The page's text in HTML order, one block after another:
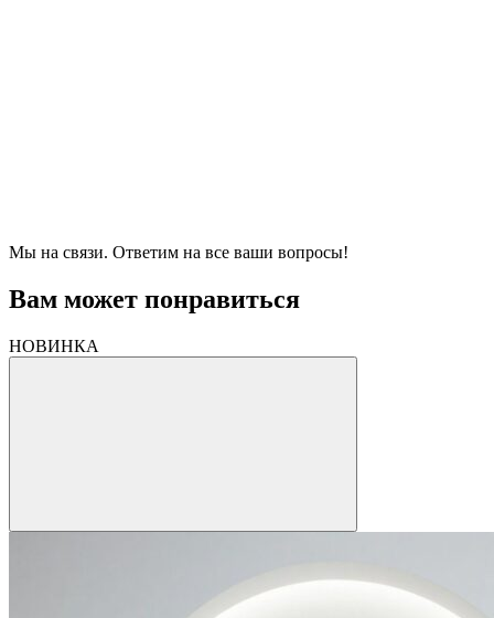
Мы на связи. Ответим на все ваши вопросы!
Вам может понравиться
НОВИНКА